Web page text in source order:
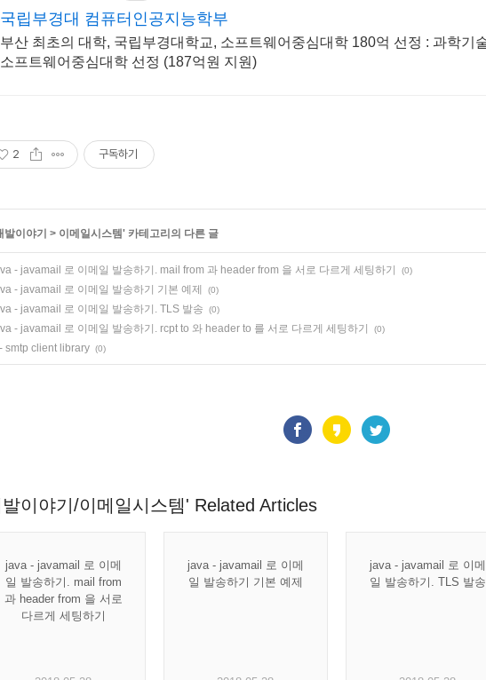
국립부경대 컴퓨터인공지능학부
부산 최초의 대학, 국립부경대학교, 소프트웨어중심대학 180억 선정 : 과학기
소프트웨어중심대학 선정 (187억원 지원)
2 구독하기
발이야기 > 이메일시스템' 카테고리의 다른 글
- javamail 로 이메일 발송하기. mail from 과 header from 을 서로 다르게 세팅하기 (0)
- javamail 로 이메일 발송하기 기본 예제 (0)
- javamail 로 이메일 발송하기. TLS 발송 (0)
- javamail 로 이메일 발송하기. rcpt to 와 header to 를 서로 다르게 세팅하기 (0)
smtp client library (0)
이야기/이메일시스템' Related Articles
java - javamail 로 이메
일 발송하기. mail from
과 header from 을 서로
다르게 세팅하기
java - javamail 로 이메
일 발송하기 기본 예제
java - javamail 로 이메
일 발송하기. TLS 발송